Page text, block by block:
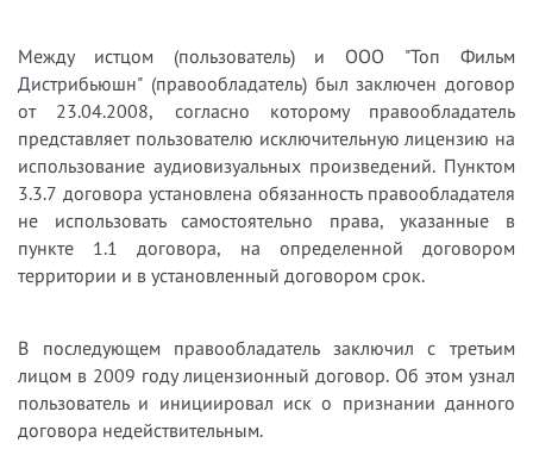
Между истцом (пользователь) и ООО "Топ Фильм
Дистрибьюшн" (правообладатель) был заключен договор
от 23.04.2008, согласно которому правообладатель
представляет пользователю исключительную лицензию на
использование аудиовизуальных произведений. Пунктом
3.3.7 договора установлена обязанность правообладателя
не использовать самостоятельно права, указанные в
пункте 1.1 договора, на определенной договором
территории и в установленный договором срок.
В последующем правообладатель заключил с третьим
лицом в 2009 году лицензионный договор. Об этом узнал
пользователь и инициировал иск о признании данного
договора недействительным.